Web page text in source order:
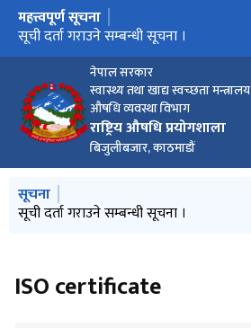
नेपाल सरकार
स्वास्थ्य तथा खाद्य स्वच्छता मन्त्रालय
औषधि व्यवस्था विभाग
राष्ट्रिय औषधि प्रयोगशाला
बिजुलीबजार, काठमाडौं
मुख्य नेभिगेसनमा जानुहोस्
महत्त्वपूर्ण सूचना
ISO certificate
सूची दर्ता गराउने सम्बन्धी सूचना ।
मुख्य नेभिगेसनमा जानुहोस्
सूचना
ISO certificate
सूची दर्ता गराउने सम्बन्धी सूचना ।
ISO certificate